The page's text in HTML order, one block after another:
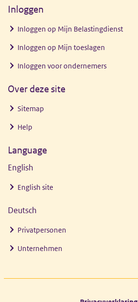
Inloggen
Inloggen op Mijn Belastingdienst
Inloggen op Mijn toeslagen
Inloggen voor ondernemers
Over deze site
Sitemap
Help
Language
English
English site
Deutsch
Privatpersonen
Unternehmen